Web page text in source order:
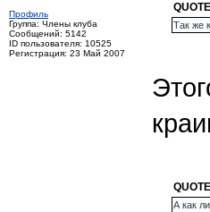
Профиль
Группа: Члены клуба
Сообщений: 5142
ID пользователя: 10525
Регистрация: 23 Май 2007
QUOTE
Так же
QUOTE
А как